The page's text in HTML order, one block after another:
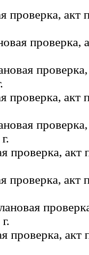
проверка,
проверка,
проверка,
проверка,
проверка,
проверка,